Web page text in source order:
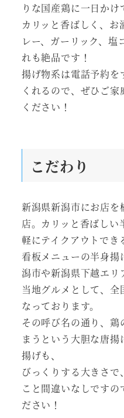
りな国産鶏に一日かけ
カリッと香ばしく、お
レー、ガーリック、
れも絶品です！
揚げ物系は電話予約
くれるので、ぜひご
ください！
こだわり
新潟県新潟市にお店を
店。カリッと香ばし
軽にテイクアウトでき
看板メニューの半身
潟市や新潟県下越エ
当地グルメとして、
なっております。
その呼び名の通り、
まうという大胆な唐
揚げも、
びっくりする大きさ
こと間違いなしですの
ださい！